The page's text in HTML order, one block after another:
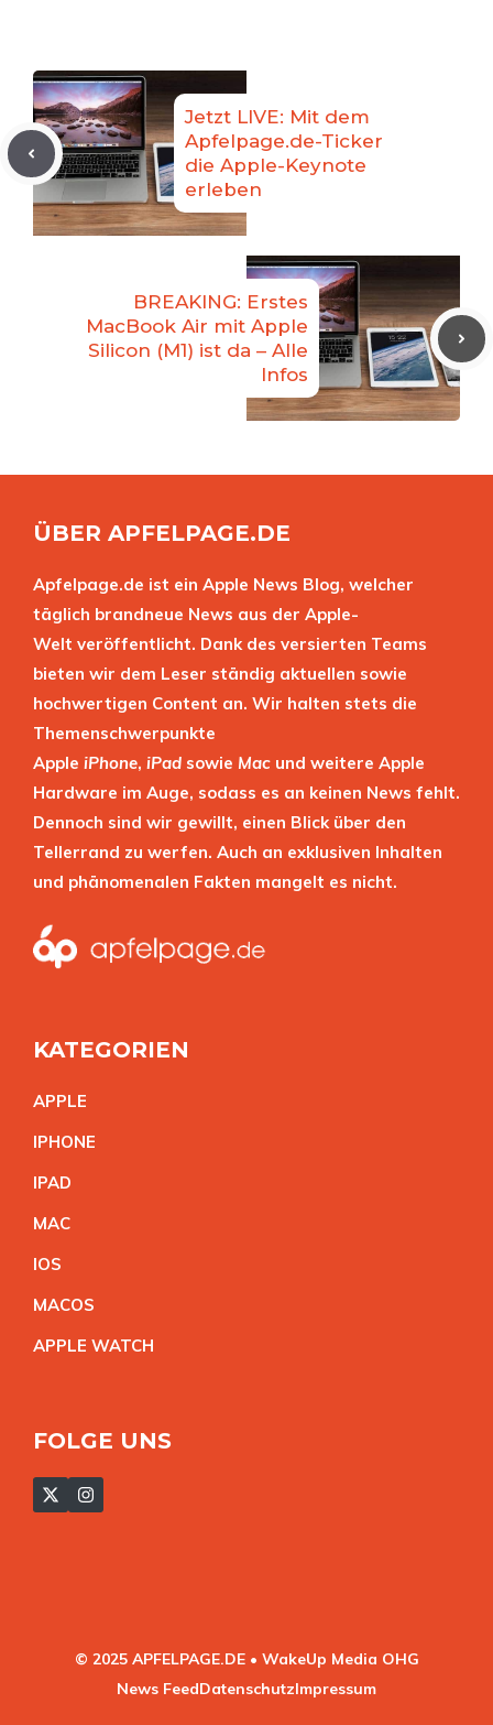
Jetzt LIVE: Mit dem
Apfelpage.de-Ticker
die Apple-Keynote
erleben
BREAKING: Erstes
MacBook Air mit Apple
Silicon (M1) ist da – Alle
Infos
ÜBER APFELPAGE.DE
Apfelpage.de ist ein Apple News Blog, welcher
täglich brandneue News aus der Apple-
Welt veröffentlicht. Dank des versierten Teams
bieten wir dem Leser ständig aktuellen sowie
hochwertigen Content an. Wir halten stets die
Themenschwerpunkte
Apple iPhone, iPad sowie Mac und weitere Apple
Hardware im Auge, sodass es an keinen News fehlt.
Dennoch sind wir gewillt, einen Blick über den
Tellerrand zu werfen. Auch an exklusiven Inhalten
und phänomenalen Fakten mangelt es nicht.
KATEGORIEN
APPLE
IPHONE
IPAD
MAC
IOS
MACOS
APPLE WATCH
FOLGE UNS
© 2025 APFELPAGE.DE • WakeUp Media OHG
News FeedDatenschutzImpressum